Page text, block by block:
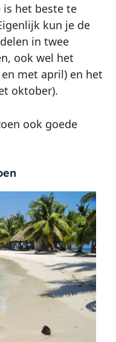
is het beste te
kun je de
in twee
ook wel het
met april) en het
oktober).
ook goede